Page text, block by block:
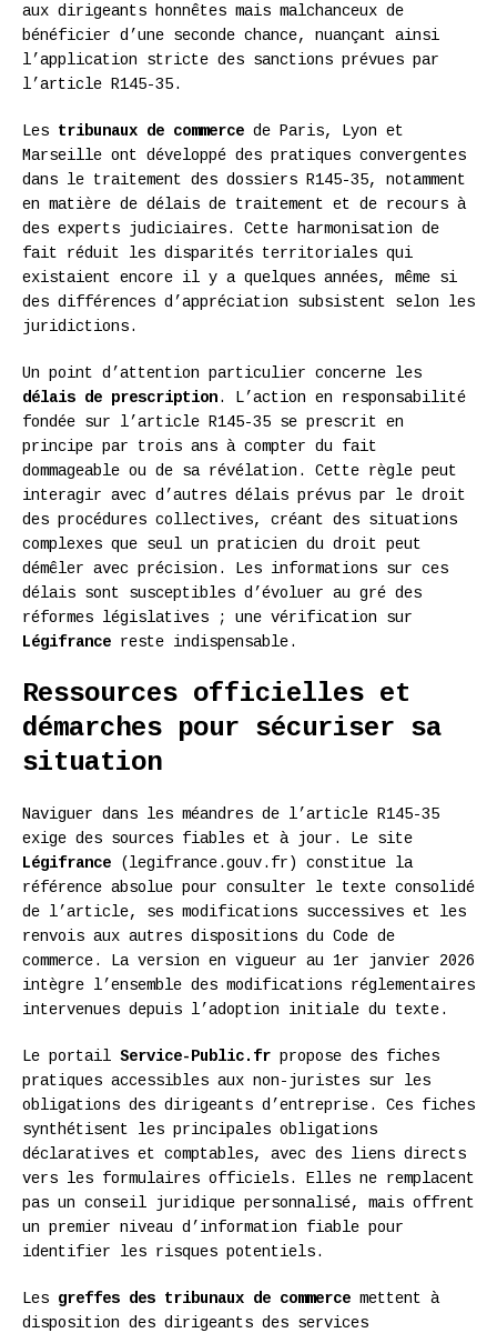
aux dirigeants honnêtes mais malchanceux de
bénéficier d’une seconde chance, nuançant ainsi
l’application stricte des sanctions prévues par
l’article R145-35.
Les tribunaux de commerce de Paris, Lyon et
Marseille ont développé des pratiques convergentes
dans le traitement des dossiers R145-35, notamment
en matière de délais de traitement et de recours à
des experts judiciaires. Cette harmonisation de
fait réduit les disparités territoriales qui
existaient encore il y a quelques années, même si
des différences d’appréciation subsistent selon les
juridictions.
Un point d’attention particulier concerne les
délais de prescription. L’action en responsabilité
fondée sur l’article R145-35 se prescrit en
principe par trois ans à compter du fait
dommageable ou de sa révélation. Cette règle peut
interagir avec d’autres délais prévus par le droit
des procédures collectives, créant des situations
complexes que seul un praticien du droit peut
démêler avec précision. Les informations sur ces
délais sont susceptibles d’évoluer au gré des
réformes législatives ; une vérification sur
Légifrance reste indispensable.
Ressources officielles et
démarches pour sécuriser sa
situation
Naviguer dans les méandres de l’article R145-35
exige des sources fiables et à jour. Le site
Légifrance (legifrance.gouv.fr) constitue la
référence absolue pour consulter le texte consolidé
de l’article, ses modifications successives et les
renvois aux autres dispositions du Code de
commerce. La version en vigueur au 1er janvier 2026
intègre l’ensemble des modifications réglementaires
intervenues depuis l’adoption initiale du texte.
Le portail Service-Public.fr propose des fiches
pratiques accessibles aux non-juristes sur les
obligations des dirigeants d’entreprise. Ces fiches
synthétisent les principales obligations
déclaratives et comptables, avec des liens directs
vers les formulaires officiels. Elles ne remplacent
pas un conseil juridique personnalisé, mais offrent
un premier niveau d’information fiable pour
identifier les risques potentiels.
Les greffes des tribunaux de commerce mettent à
disposition des dirigeants des services